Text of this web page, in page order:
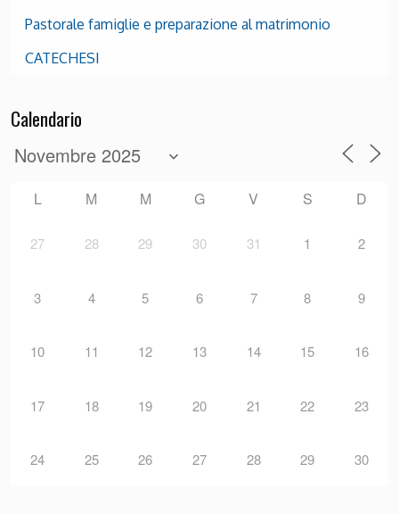
Pastorale famiglie e preparazione al matrimonio
CATECHESI
Calendario
L M M G V S D
27 28 29 30 31 1 2
3 4 5 6 7 8 9
10 11 12 13 14 15 16
17 18 19 20 21 22 23
24 25 26 27 28 29 30